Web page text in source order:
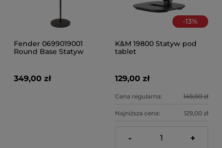
Fender 0699019001
Round Base Statyw
349,00 zł
-13%
K&M 19800 Statyw pod
tablet
129,00 zł
Cena regularna: 149,00 zł
Najniższa cena: 129,00 zł
- +